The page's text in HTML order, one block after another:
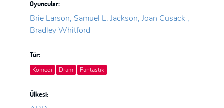
Oyuncular:
Brie Larson, Samuel L. Jackson, Joan Cusack ,
Bradley Whitford
Tür:
Komedi Dram Fantastik
Ülkesi: